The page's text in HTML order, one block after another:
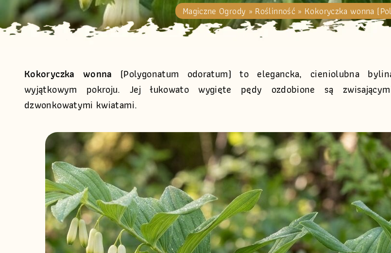
Magiczne Ogrody » Roślinność» Kokoryczka wonna
Kokoryczka wonna (Polygonatum odoratum) to elegancka, cieniolubna
wyjątkowym pokroju. Jej łukowato wygięte pędy ozdobione są
dzwonkowatymi kwiatami.